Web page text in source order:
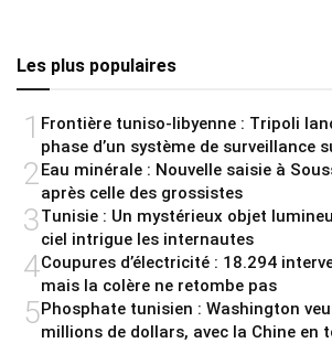
Les plus populaires
1 Frontière tuniso-libyenne : Tripoli
phase d’un système de surveillance
2Eau minérale : Nouvelle saisie à
après celle des grossistes
3Tunisie : Un mystérieux objet
ciel intrigue les internautes
4Coupures d’électricité : 18.294
mais la colère ne retombe pas
5Phosphate tunisien : Washington
millions de dollars, avec la Chine en